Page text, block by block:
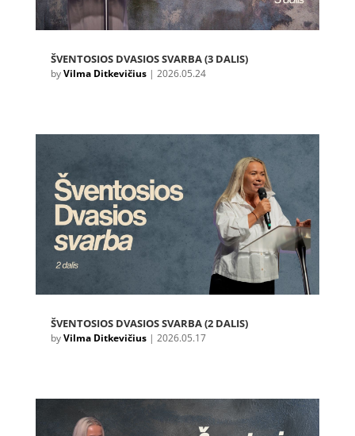
ŠVENTOSIOS DVASIOS SVARBA (3 DALIS)
byVilma Ditkevičius| 2026.05.24
ŠVENTOSIOS DVASIOS SVARBA (2 DALIS)
byVilma Ditkevičius| 2026.05.17